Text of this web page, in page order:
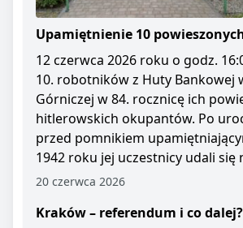
Upamiętnienie 10
12 czerwca 2026 roku o godz.
10. robotników z Huty Bankowej
Górniczej w 84. rocznicę ich
hitlerowskich okupantów. Po
przed pomnikiem
1942 roku jej uczestnicy udali się
20 czerwca 2026
Kraków – referendum i co dalej?